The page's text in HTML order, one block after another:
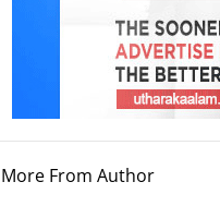
More From Author